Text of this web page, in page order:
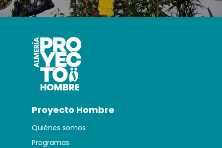
Proyecto Hombre
Quiénes somos
Programas